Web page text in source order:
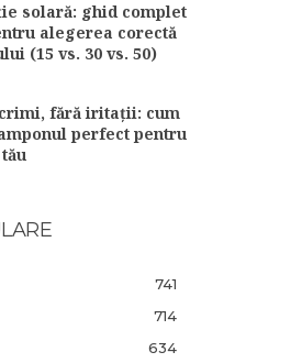
solară: ghid complet
alegerea corectă
(15 vs. 30 vs. 50)
fără iritații: cum
perfect pentru
741
714
634